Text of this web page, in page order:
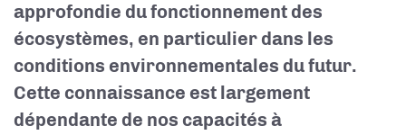
approfondie du fonctionnement des
écosystèmes, en particulier dans les
conditions environnementales du futur.
Cette connaissance est largement
dépendante de nos capacités à